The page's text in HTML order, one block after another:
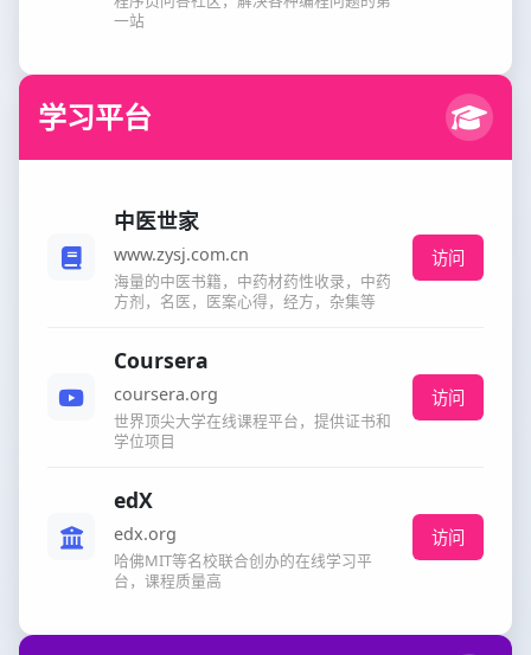
一站
学习平台
中医世家
www.zysj.com.cn
海量的中医书籍，中药材药性收录，中药
方剂，名医，医案心得，经方，杂集等
访问
Coursera
coursera.org
世界顶尖大学在线课程平台，提供证书和
学位项目
访问
edX
edx.org
哈佛MIT等名校联合创办的在线学习平
台，课程质量高
访问